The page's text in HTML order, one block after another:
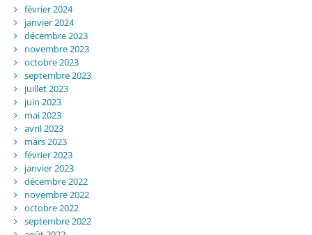
février 2024
janvier 2024
décembre 2023
novembre 2023
octobre 2023
septembre 2023
juillet 2023
juin 2023
mai 2023
avril 2023
mars 2023
février 2023
janvier 2023
décembre 2022
novembre 2022
octobre 2022
septembre 2022